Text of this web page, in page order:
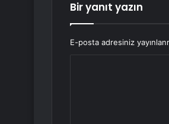
Bir yanıt yazın
E-posta adresiniz